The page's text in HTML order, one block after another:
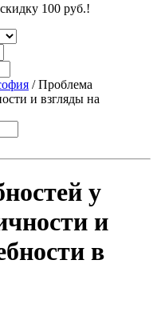
100 руб.!
/ Проблема
и взгляды на
у
и
в